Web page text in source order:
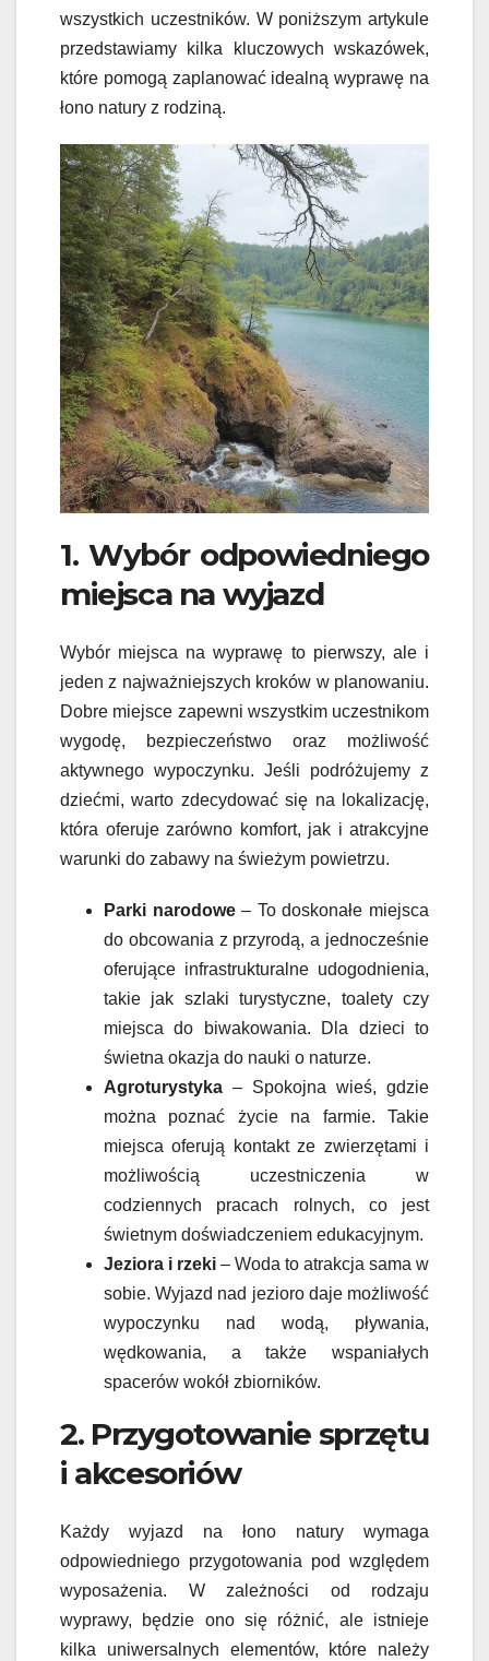
wszystkich uczestników. W poniższym artykule
przedstawiamy kilka kluczowych wskazówek,
które pomogą zaplanować idealną wyprawę na
łono natury z rodziną.
1. Wybór odpowiedniego
miejsca na wyjazd
Wybór miejsca na wyprawę to pierwszy, ale i
jeden z najważniejszych kroków w planowaniu.
Dobre miejsce zapewni wszystkim uczestnikom
wygodę, bezpieczeństwo oraz możliwość
aktywnego wypoczynku. Jeśli podróżujemy z
dziećmi, warto zdecydować się na lokalizację,
która oferuje zarówno komfort, jak i atrakcyjne
warunki do zabawy na świeżym powietrzu.
Parki narodowe– To doskonałe miejsca
do obcowania z przyrodą, a jednocześnie
oferujące infrastrukturalne udogodnienia,
takie jak szlaki turystyczne, toalety czy
miejsca do biwakowania. Dla dzieci to
świetna okazja do nauki o naturze.
Agroturystyka – Spokojna wieś, gdzie
można poznać życie na farmie. Takie
miejsca oferują kontakt ze zwierzętami i
możliwością uczestniczenia w
codziennych pracach rolnych, co jest
świetnym doświadczeniem edukacyjnym.
Jeziora i rzeki – Woda to atrakcja sama w
sobie. Wyjazd nad jezioro daje możliwość
wypoczynku nad wodą, pływania,
wędkowania, a także wspaniałych
spacerów wokół zbiorników.
2. Przygotowanie sprzętu
i akcesoriów
Każdy wyjazd na łono natury wymaga
odpowiedniego przygotowania pod względem
wyposażenia. W zależności od rodzaju
wyprawy, będzie ono się różnić, ale istnieje
kilka uniwersalnych elementów, które należy